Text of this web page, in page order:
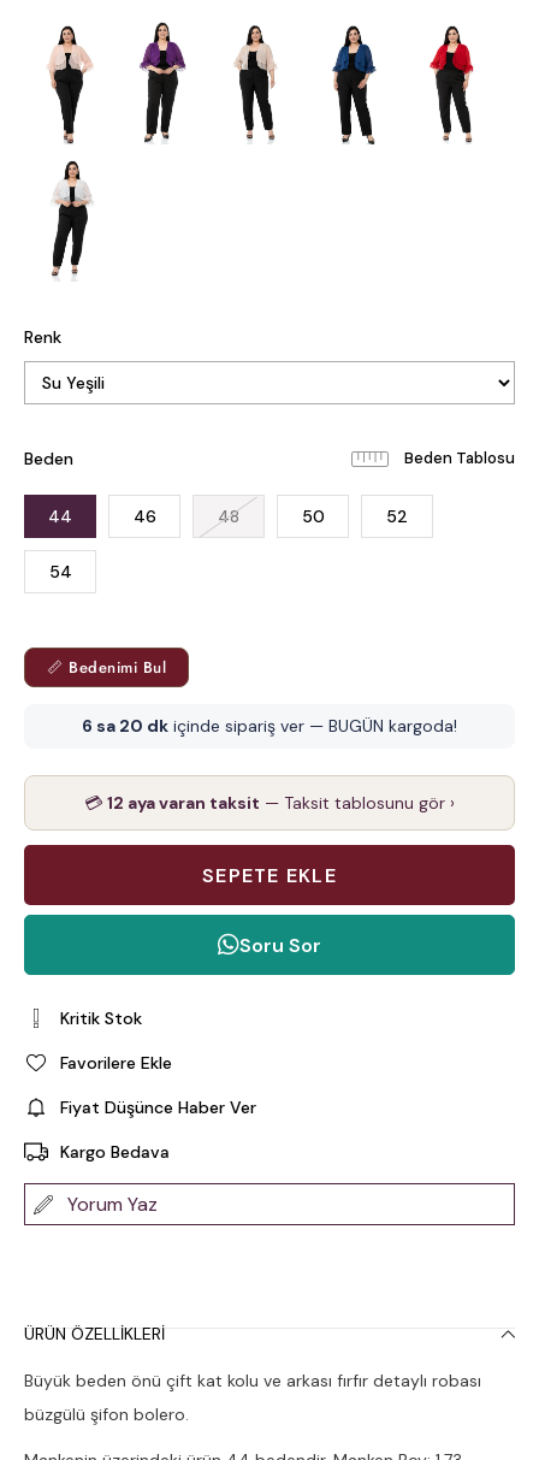
Renk
Beden Beden Tablosu
44 46 48 50 52
54
📏 Bedenimi Bul
6 sa 20 dk içinde sipariş ver — BUGÜN kargoda!
💳 12 aya varan taksit — Taksit tablosunu gör ›
Soru Sor
Kritik Stok
Favorilere Ekle
Fiyat Düşünce Haber Ver
Kargo Bedava
Yorum Yaz
ÜRÜN ÖZELLIKLERI
Büyük beden önü çift kat kolu ve arkası fırfır detaylı robası
büzgülü şifon bolero.